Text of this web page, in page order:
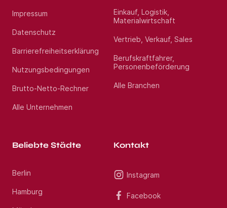
Impressum
Datenschutz
Barrierefreiheitserklärung
Nutzungsbedingungen
Brutto-Netto-Rechner
Alle Unternehmen
Einkauf, Logistik,
Materialwirtschaft
Vertrieb, Verkauf, Sales
Berufskraftfahrer,
Personenbeförderung
Alle Branchen
Beliebte Städte
Berlin
Hamburg
Kontakt
Instagram
Facebook